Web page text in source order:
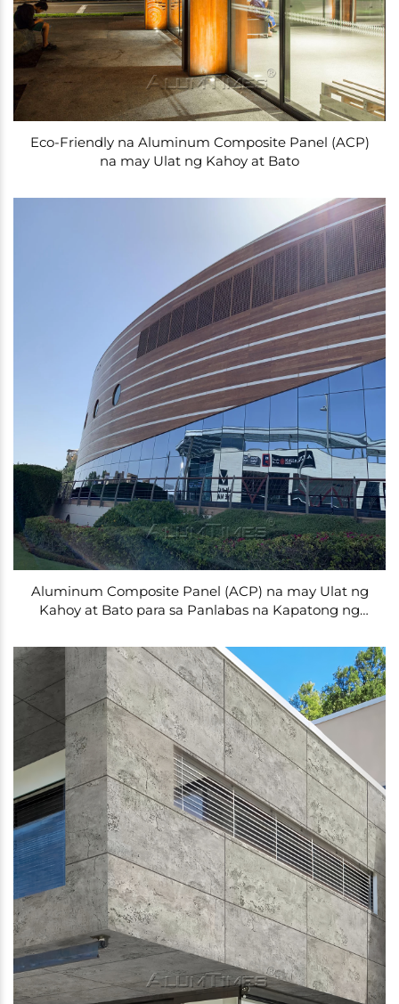
Eco-Friendly na Aluminum Composite Panel (ACP)
na may Ulat ng Kahoy at Bato
Aluminum Composite Panel (ACP) na may Ulat ng
Kahoy at Bato para sa Panlabas na Kapatong ng